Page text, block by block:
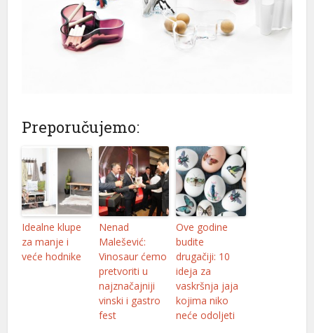
Preporučujemo:
Idealne klupe
za manje i
veće hodnike
Nenad
Malešević:
Vinosaur ćemo
pretvoriti u
najznačajniji
vinski i gastro
fest
Ove godine
budite
drugačiji: 10
ideja za
vaskršnja jaja
kojima niko
neće odoljeti